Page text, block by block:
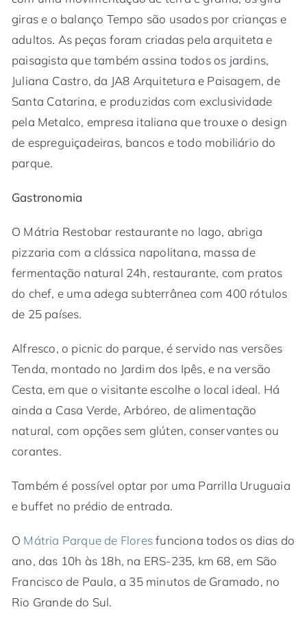
giras e o balanço Tempo são usados por crianças e
adultos. As peças foram criadas pela arquiteta e
paisagista que também assina todos os jardins,
Juliana Castro, da JA8 Arquitetura e Paisagem, de
Santa Catarina, e produzidas com exclusividade
pela Metalco, empresa italiana que trouxe o design
de espreguiçadeiras, bancos e todo mobiliário do
parque.
Gastronomia
O Mátria Restobar restaurante no lago, abriga
pizzaria com a clássica napolitana, massa de
fermentação natural 24h, restaurante, com pratos
do chef, e uma adega subterrânea com 400 rótulos
de 25 países.
Alfresco, o picnic do parque, é servido nas versões
Tenda, montado no Jardim dos Ipês, e na versão
Cesta, em que o visitante escolhe o local ideal. Há
ainda a Casa Verde, Arbóreo, de alimentação
natural, com opções sem glúten, conservantes ou
corantes.
Também é possível optar por uma Parrilla Uruguaia
e buffet no prédio de entrada.
O Mátria Parque de Floresfunciona todos os dias do
ano, das 10h às 18h, na ERS-235, km 68, em São
Francisco de Paula, a 35 minutos de Gramado, no
Rio Grande do Sul.